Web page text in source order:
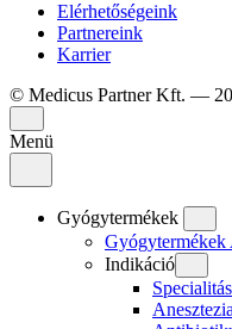
Elérhetőségeink
Partnereink
Karrier
© Medicus Partner Kft. —
Menü
Gyógytermékek
Gyógytermékek
Indikáció
Anesztezia